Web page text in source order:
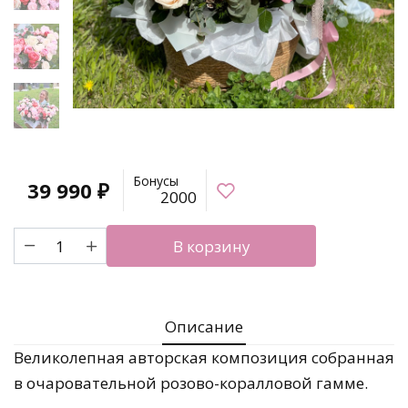
39 990 ₽ Бонусы
2000
Количество
товара
В корзину
Описание
Великолепная авторская композиция собранная
в очаровательной розово-коралловой гамме.